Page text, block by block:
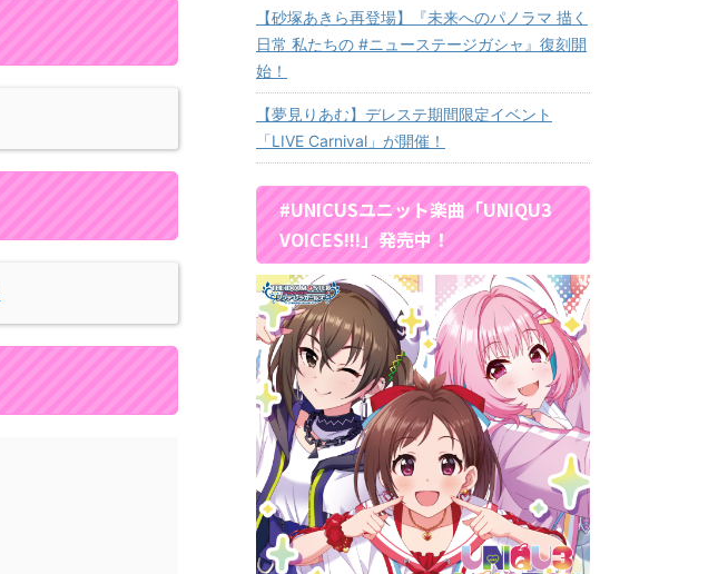
【砂塚あきら再登場】『未来へのパノラマ 描く
日常 私たちの #ニューステージガシャ』復刻開
始！
【夢見りあむ】デレステ期間限定イベント
「LIVE Carnival」が開催！
#UNICUSユニット楽曲「UNIQU3
VOICES!!!」発売中！